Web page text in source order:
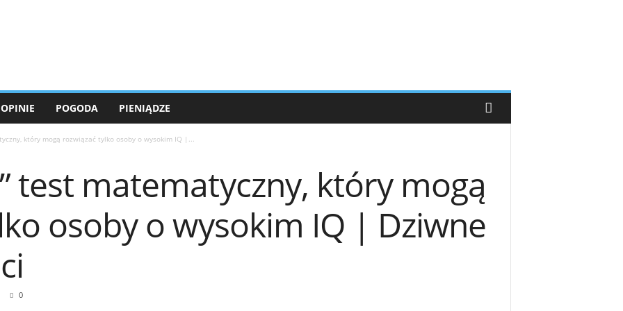
OPINIE POGODA PIENIĄDZE
który mogą rozwiązać tylko osoby o wysokim IQ |...
test matematyczny, który mogą
osoby o wysokim IQ | Dziwne
0